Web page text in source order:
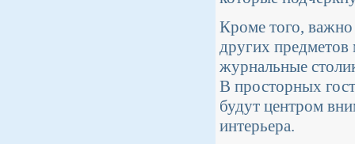
Кроме того, важно
других
журнальные
В просторных
будут центром
интерьера.